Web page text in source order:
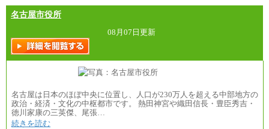
㉓月給224,500円以上
※試用期間中も給与に変更はございません。
名古屋市役所
08月07日更新
名古屋は日本のほぼ中央に位置し、人口が230万人を超える中部地方の
政治・経済・文化の中枢都市です。 熱田神宮や織田信長・豊臣秀吉・
徳川家康の三英傑、尾張…
続きを読む